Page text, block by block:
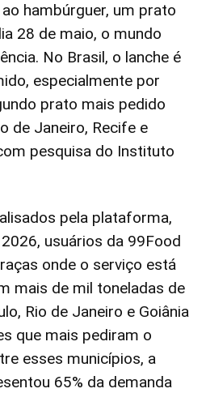
hambúrguer, um prato
28 de maio, o mundo
No Brasil, o lanche é
especialmente por
prato mais pedido
de Janeiro, Recife e
pesquisa do Instituto
pela plataforma,
usuários da 99Food
onde o serviço está
mais de mil toneladas de
Rio de Janeiro e Goiânia
que mais pediram o
esses municípios, a
65% da demanda